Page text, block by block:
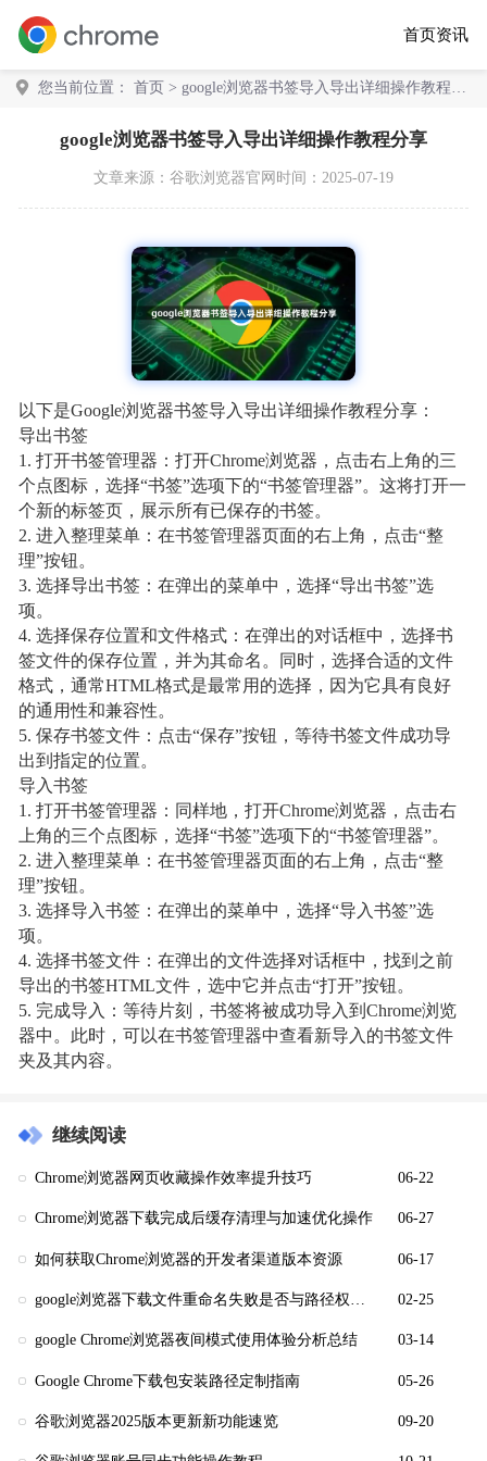
首页资讯
您当前位置： 首页 > google浏览器书签导入导出详细操作教程分
google浏览器书签导入导出详细操作教程分享
文章来源： 谷歌浏览器官网 时间：2025-07-19
以下是Google浏览器书签导入导出详细操作教程分享：
导出书签
1. 打开书签管理器：打开Chrome浏览器，点击右上角的三
个点图标，选择“书签”选项下的“书签管理器”。这将打开一
个新的标签页，展示所有已保存的书签。
2. 进入整理菜单：在书签管理器页面的右上角，点击“整
理”按钮。
3. 选择导出书签：在弹出的菜单中，选择“导出书签”选
项。
4. 选择保存位置和文件格式：在弹出的对话框中，选择书
签文件的保存位置，并为其命名。同时，选择合适的文件
格式，通常HTML格式是最常用的选择，因为它具有良好
的通用性和兼容性。
5. 保存书签文件：点击“保存”按钮，等待书签文件成功导
出到指定的位置。
导入书签
1. 打开书签管理器：同样地，打开Chrome浏览器，点击右
上角的三个点图标，选择“书签”选项下的“书签管理器”。
2. 进入整理菜单：在书签管理器页面的右上角，点击“整
理”按钮。
3. 选择导入书签：在弹出的菜单中，选择“导入书签”选
项。
4. 选择书签文件：在弹出的文件选择对话框中，找到之前
导出的书签HTML文件，选中它并点击“打开”按钮。
5. 完成导入：等待片刻，书签将被成功导入到Chrome浏览
器中。此时，可以在书签管理器中查看新导入的书签文件
夹及其内容。
继续阅读
Chrome浏览器网页收藏操作效率提升技巧 06-22
Chrome浏览器下载完成后缓存清理与加速优化操作 06-27
如何获取Chrome浏览器的开发者渠道版本资源 06-17
02-25
google Chrome浏览器夜间模式使用体验分析总结 03-14
Google Chrome下载包安装路径定制指南 05-26
谷歌浏览器2025版本更新新功能速览 09-20